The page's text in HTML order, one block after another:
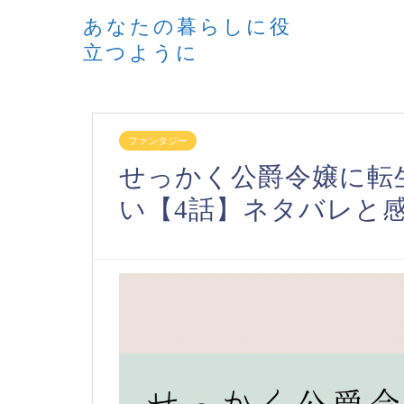
あなたの暮らしに役
立つように
ファンタジー
せっかく公爵令嬢に
い【4話】ネタバレと